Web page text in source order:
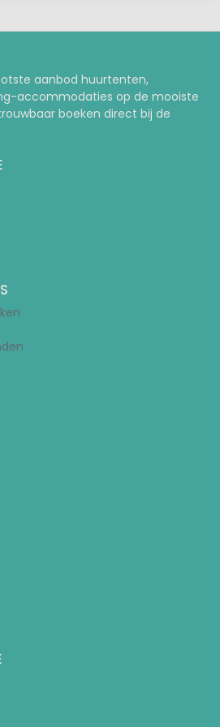
aanbod huurtenten,
accommodaties op de mooiste
boeken direct bij de